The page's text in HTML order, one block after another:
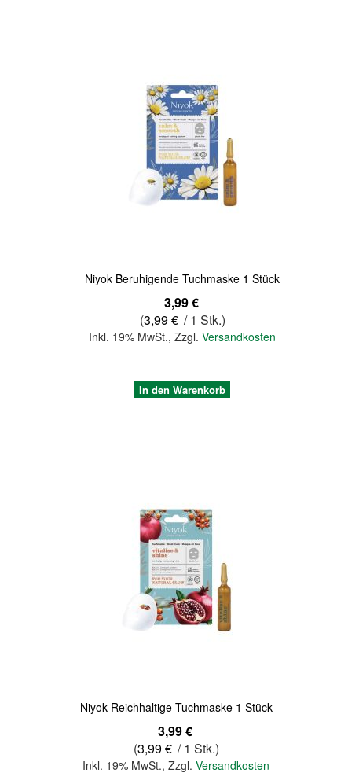
Niyok Beruhigende Tuchmaske 1 Stück
3,99 €
(3,99 € / 1 Stk.)
Inkl. 19% MwSt.,Zzgl.Versandkosten
In den Warenkorb
Niyok Reichhaltige Tuchmaske 1 Stück
3,99 €
(3,99 € / 1 Stk.)
Inkl. 19% MwSt., Zzgl. Versandkosten